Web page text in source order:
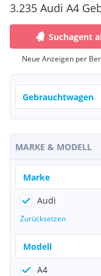
3.235 Audi A4
Suchagent
Neue Anzeigen per
MARKE & MODELL
Marke
Audi
Zurücksetzen
Modell
A4